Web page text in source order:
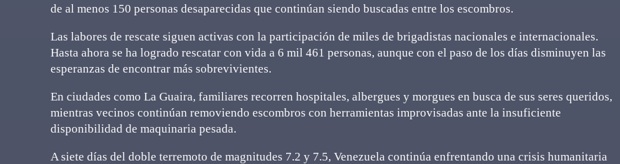
de al menos 150 personas desaparecidas que continúan siendo buscadas entre los escombros.
Las labores de rescate siguen activas con la participación de miles de brigadistas nacionales e internacionales.
Hasta ahora se ha logrado rescatar con vida a 6 mil 461 personas, aunque con el paso de los días disminuyen las
esperanzas de encontrar más sobrevivientes.
En ciudades como La Guaira, familiares recorren hospitales, albergues y morgues en busca de sus seres queridos,
mientras vecinos continúan removiendo escombros con herramientas improvisadas ante la insuficiente
disponibilidad de maquinaria pesada.
A siete días del doble terremoto de magnitudes 7.2 y 7.5, Venezuela continúa enfrentando una crisis humanitaria